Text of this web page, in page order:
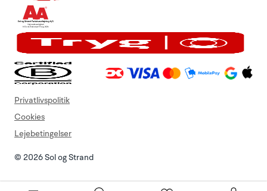
© 2026 Sol og Strand
Privatlivspolitik
Cookies
Lejebetingelser